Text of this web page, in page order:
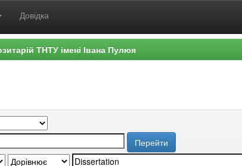
Довідка
ТНТУ імені Івана Пулюя